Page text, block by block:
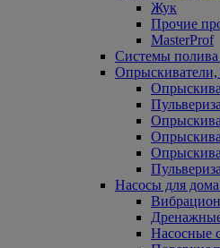
Жук
Прочие
MasterProf
Системы полива
Опрыскиватели,
Насосы для
Насосные